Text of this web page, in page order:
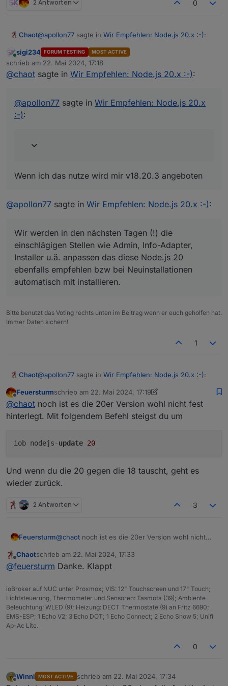
2 Antworten 0
Chaot@apollon77 sagte in Wir Empfehlen: Node.js 20.x :-):
und auch "iob nodejs-update" ist ein einfacher
Weg
Wenn ich das nutze wird mir v18.20.3 angeboten
Online
sigi234 FORUM TESTING MOST ACTIVE
schrieb am 22. Mai 2024, 17:18
zuletzt editiert von
@chaot sagte in Wir Empfehlen: Node.js 20.x :-):
@apollon77 sagte in Wir Empfehlen: Node.js 20.x
:-):
Wenn ich das nutze wird mir v18.20.3 angeboten
@apollon77 sagte in Wir Empfehlen: Node.js 20.x :-):
Wir werden in den nächsten Tagen (!) die
einschlägigen Stellen wie Admin, Info-Adapter,
Installer u.ä. anpassen das diese Node.js 20
ebenfalls empfehlen bzw bei Neuinstallationen
automatisch mit installieren.
Bitte benutzt das Voting rechts unten im Beitrag wenn er euch geholfen hat.
Immer Daten sichern!
1
Chaot@apollon77 sagte in Wir Empfehlen: Node.js 20.x :-):
und auch "iob nodejs-update" ist ein einfacher
Weg
Wenn ich das nutze wird mir v18.20.3 angeboten
Offline
Feuersturmschrieb am 22. Mai 2024, 17:19
zuletzt editiert von Feuersturm
@chaot noch ist es die 20er Version wohl nicht fest
hinterlegt. Mit folgendem Befehl steigst du um
iob nodejs-update 20
Und wenn du die 20 gegen die 18 tauscht, geht es
wieder zurück.
2 Antworten 3
Feuersturm@chaot noch ist es die 20er Version wohl nicht
um
Offline
Chaotschrieb am 22. Mai 2024, 17:33
zuletzt editiert von
@feuersturm Danke. Klappt
ioBroker auf NUC unter Proxmox; VIS: 12" Touchscreen und 17" Touch;
Lichtsteuerung, Thermometer und Sensoren: Tasmota (39); Ambiente
Beleuchtung: WLED (9); Heizung: DECT Thermostate (9) an Fritz 6690;
EMS-ESP; 1 Echo V2; 3 Echo DOT; 1 Echo Connect; 2 Echo Show 5; Unifi
Ap-Ac Lite.
0
Offline
Winni MOST ACTIVE schrieb am 22. Mai 2024, 17:34
zuletzt editiert von